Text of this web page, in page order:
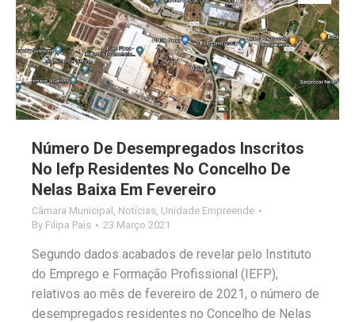
Número De Desempregados Inscritos
No Iefp Residentes No Concelho De
Nelas Baixa Em Fevereiro
Câmara Municipal Notícias Unidade Empreende
By Filipa Pais 23 Março 2021
Segundo dados acabados de revelar pelo Instituto
do Emprego e Formação Profissional (IEFP),
relativos ao mês de fevereiro de 2021, o número de
desempregados residentes no Concelho de Nelas